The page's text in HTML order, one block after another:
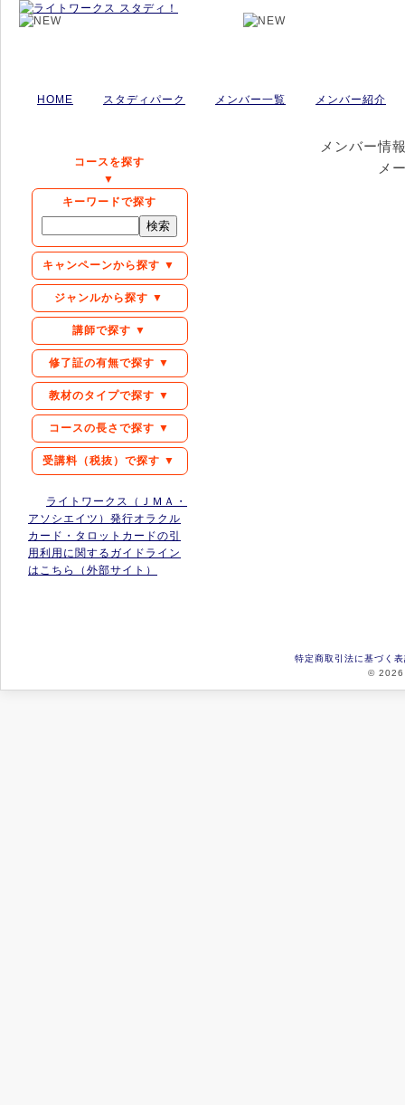
HOME スタディパーク メンバー一覧 メンバー紹介
コースを探す
▼
キーワードで探す
キャンペーンから探す ▼
ジャンルから探す ▼
講師で探す ▼
修了証の有無で探す ▼
教材のタイプで探す ▼
コースの長さで探す ▼
受講料（税抜）で探す ▼
ライトワークス（ＪＭＡ・
アソシエイツ）発行オラクル
カード・タロットカードの引
用利用に関するガイドライン
はこちら（外部サイト）
メンバー情
メ
特定商取引法に基づく
© 2026